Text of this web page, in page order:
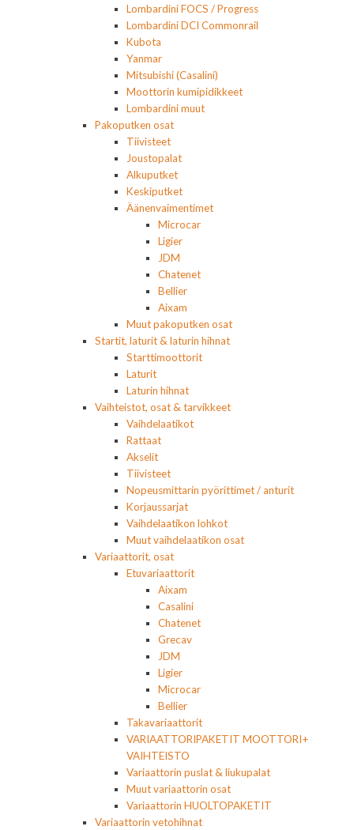
Lombardini FOCS / Progress
Lombardini DCI Commonrail
Kubota
Yanmar
Mitsubishi (Casalini)
Moottorin kumipidikkeet
Lombardini muut
Pakoputken osat
Tiivisteet
Joustopalat
Alkuputket
Keskiputket
Äänenvaimentimet
Microcar
Ligier
JDM
Chatenet
Bellier
Aixam
Muut pakoputken osat
Startit, laturit & laturin hihnat
Starttimoottorit
Laturit
Laturin hihnat
Vaihteistot, osat & tarvikkeet
Vaihdelaatikot
Rattaat
Akselit
Tiivisteet
Nopeusmittarin pyörittimet / anturit
Korjaussarjat
Vaihdelaatikon lohkot
Muut vaihdelaatikon osat
Variaattorit, osat
Etuvariaattorit
Aixam
Casalini
Chatenet
Grecav
JDM
Ligier
Microcar
Bellier
Takavariaattorit
VARIAATTORIPAKETIT MOOTTORI+
VAIHTEISTO
Variaattorin puslat & liukupalat
Muut variaattorin osat
Variaattorin HUOLTOPAKETIT
Variaattorin vetohihnat